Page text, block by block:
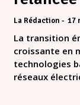
La Rédaction 17
La transition
croissante en
technologies
réseaux